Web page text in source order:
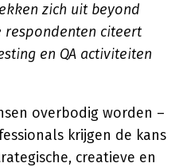
zich uit beyond
respondenten citeert
en QA activiteiten
overbodig worden –
krijgen de kans
creatieve en